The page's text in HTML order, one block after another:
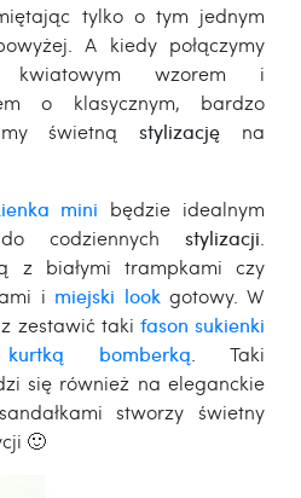
tylko o tym jednym
A kiedy połączymy
wzorem i
o klasycznym, bardzo
świetnąstylizację na
mini będzie idealnym
codziennych stylizacji
z białymi trampkami czy
i miejski look gotowy. W
zestawić taki fason sukienki
kurtką bomberką . Taki
się również na eleganckie
stworzy świetny
🙂